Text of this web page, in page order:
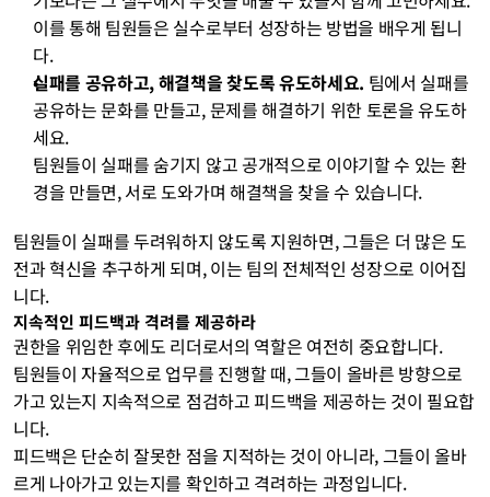
이를 통해 팀원들은 실수로부터 성장하는 방법을 배우게 됩니
다.
실패를 공유하고, 해결책을 찾도록 유도하세요. 팀에서 실패를
공유하는 문화를 만들고, 문제를 해결하기 위한 토론을 유도하
세요.
팀원들이 실패를 숨기지 않고 공개적으로 이야기할 수 있는 환
경을 만들면, 서로 도와가며 해결책을 찾을 수 있습니다.
팀원들이 실패를 두려워하지 않도록 지원하면, 그들은 더 많은 도
전과 혁신을 추구하게 되며, 이는 팀의 전체적인 성장으로 이어집
니다.
지속적인 피드백과 격려를 제공하라
권한을 위임한 후에도 리더로서의 역할은 여전히 중요합니다.
팀원들이 자율적으로 업무를 진행할 때, 그들이 올바른 방향으로
가고 있는지 지속적으로 점검하고 피드백을 제공하는 것이 필요합
니다.
피드백은 단순히 잘못한 점을 지적하는 것이 아니라, 그들이 올바
르게 나아가고 있는지를 확인하고 격려하는 과정입니다.